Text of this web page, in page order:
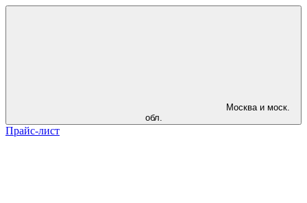
Москва и моск.
обл.
Прайс-лист